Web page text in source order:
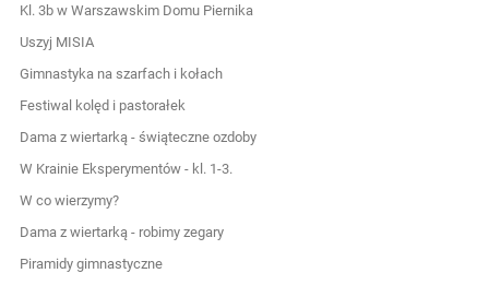
Kl. 3b w Warszawskim Domu Piernika
Uszyj MISIA
Gimnastyka na szarfach i kołach
Festiwal kolęd i pastorałek
Dama z wiertarką - świąteczne ozdoby
W Krainie Eksperymentów - kl. 1-3.
W co wierzymy?
Dama z wiertarką - robimy zegary
Piramidy gimnastyczne